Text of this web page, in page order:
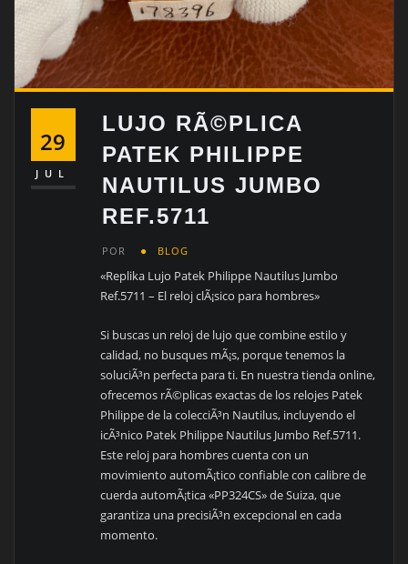
29
JUL
LUJO RÃ©PLICA
PATEK PHILIPPE
NAUTILUS JUMBO
REF.5711
POR BLOG
«Replika Lujo Patek Philippe Nautilus Jumbo
Ref.5711 – El reloj clÃ¡sico para hombres»
Si buscas un reloj de lujo que combine estilo y
calidad, no busques mÃ¡s, porque tenemos la
soluciÃ³n perfecta para ti. En nuestra tienda online,
ofrecemos rÃ©plicas exactas de los relojes Patek
Philippe de la colecciÃ³n Nautilus, incluyendo el
icÃ³nico Patek Philippe Nautilus Jumbo Ref.5711.
Este reloj para hombres cuenta con un
movimiento automÃ¡tico confiable con calibre de
cuerda automÃ¡tica «PP324CS» de Suiza, que
garantiza una precisiÃ³n excepcional en cada
momento.